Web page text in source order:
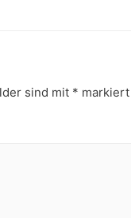
sind mit * markiert